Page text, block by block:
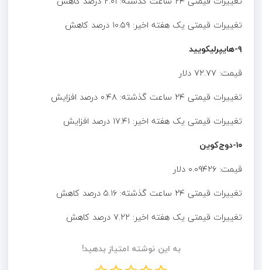
تغییرات قیمتی یک هفته اخیر: ۱۰.۵۹ درصد کاهش
۹-هایپرلیکویید
قیمت: ۷۲.۷۷ دلار
تغییرات قیمتی ۲۴ ساعت گذشته: ۰.۴۸ درصد افزایش
تغییرات قیمتی یک هفته اخیر: ۱۷.۴۱ درصد افزایش
۱۰-دوج‌کوین
قیمت: ۰.۰۹۴۲۶ دلار
تغییرات قیمتی ۲۴ ساعت گذشته: ۵.۱۶ درصد کاهش
تغییرات قیمتی یک هفته اخیر: ۷.۲۲ درصد کاهش
به این نوشته امتیاز بدهید!